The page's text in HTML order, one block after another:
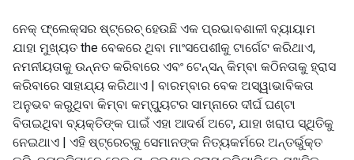
ନେକ୍ ଫ୍ଲେକ୍ସର ଷ୍ଟ୍ରେଚ୍ ହେଉଛି ଏକ ପ୍ରଭାବଶାଳୀ ବ୍ୟାୟାମ
ଯାହା ମୁଖ୍ୟତ the ବେକରେ ଥିବା ମାଂସପେଶୀକୁ ଟାର୍ଗେଟ କରିଥାଏ,
ନମନୀୟତାକୁ ଉନ୍ନତ କରିବାରେ ଏବଂ ଟେନ୍ସନ୍ କିମ୍ବା କଠିନତାକୁ ହ୍ରାସ
କରିବାରେ ସାହାଯ୍ୟ କରିଥାଏ | ବାରମ୍ବାର ବେକ ଅସ୍ୱାଭାବିକତା
ଅନୁଭବ କରୁଥିବା କିମ୍ବା କମ୍ପ୍ୟୁଟର ସାମ୍ନାରେ ଦୀର୍ଘ ଘଣ୍ଟା
ବିତାଇଥିବା ବ୍ୟକ୍ତିଙ୍କ ପାଇଁ ଏହା ଆଦର୍ଶ ଅଟେ, ଯାହା ଖରାପ ସ୍ଥିତିକୁ
ନେଇଥାଏ | ଏହି ଷ୍ଟ୍ରେଚ୍କୁ ସେମାନଙ୍କ ନିତ୍ୟକର୍ମରେ ଅନ୍ତର୍ଭୁକ୍ତ